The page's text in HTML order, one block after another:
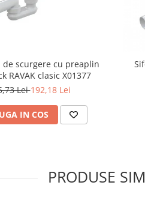
de scurgere cu preaplin
RAVAK clasic X01377
Lei192,18 Lei
IN COS
PRODUSE